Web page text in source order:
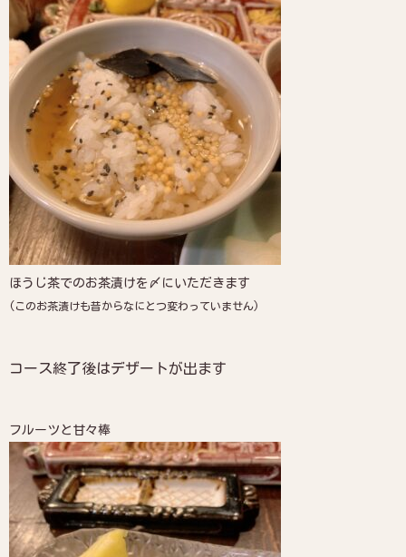
ほうじ茶でのお茶漬けを〆にいただきます
(このお茶漬けも昔からなにとつ変わっていません)
コース終了後はデザートが出ます
フルーツと甘々棒